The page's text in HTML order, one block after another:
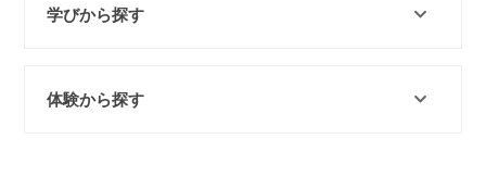
学びから探す
体験から探す